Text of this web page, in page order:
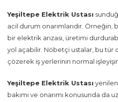
Yeşiltepe Elektrik Ustası
acil durum onarımlarıdır.
bir elektrik arızası, üretimi
yol açabilir. Nöbetçi ustalar, bu tür
çözerek iş yerlerinin normal
Yeşiltepe Elektrik Ustası
bakımı ve onarımı konusunda da